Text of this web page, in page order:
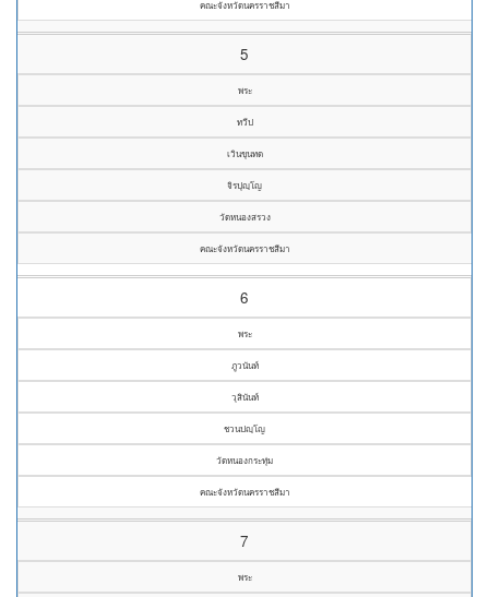
คณะจังหวัดนครราชสีมา
5
พระ
ทวีป
เวินขุนทด
จิรปุญฺโญ
วัดหนองสรวง
คณะจังหวัดนครราชสีมา
6
พระ
ภูวนันท์
วุสินันท์
ชวนปญฺโญ
วัดหนองกระทุ่ม
คณะจังหวัดนครราชสีมา
7
พระ